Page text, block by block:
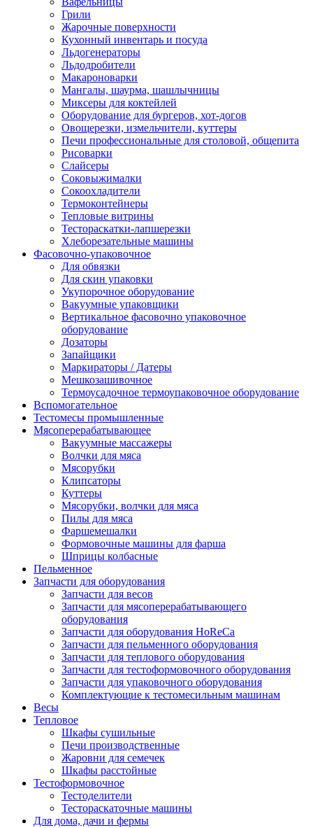
Грили
Жарочные поверхности
Кухонный инвентарь и посуда
Льдогенераторы
Льдодробители
Макароноварки
Мангалы, шаурма, шашлычницы
Миксеры для коктейлей
Оборудование для бургеров, хот-догов
Овощерезки, измельчители, куттеры
Печи профессиональные для столовой, общепита
Рисоварки
Слайсеры
Соковыжималки
Сокоохладители
Термоконтейнеры
Тепловые витрины
Тестораскатки-лапшерезки
Хлеборезательные машины
Фасовочно-упаковочное
Для обвязки
Для скин упаковки
Укупорочное оборудование
Вакуумные упаковщики
Вертикальное фасовочно упаковочное
оборудование
Дозаторы
Запайщики
Маркираторы / Датеры
Мешкозашивочное
Термоусадочное термоупаковочное оборудование
Вспомогательное
Тестомесы промышленные
Мясоперерабатывающее
Вакуумные массажеры
Волчки для мяса
Мясорубки
Клипсаторы
Куттеры
Мясорубки, волчки для мяса
Пилы для мяса
Фаршемешалки
Формовочные машины для фарша
Шприцы колбасные
Пельменное
Запчасти для оборудования
Запчасти для весов
Запчасти для мясоперерабатывающего
оборудования
Запчасти для оборудования HoReCa
Запчасти для пельменного оборудования
Запчасти для теплового оборудования
Запчасти для тестоформовочного оборудования
Запчасти для упаковочного оборудования
Комплектующие к тестомесильным машинам
Весы
Тепловое
Шкафы сушильные
Печи производственные
Жаровни для семечек
Шкафы расстойные
Тестоформовочное
Тестоделители
Тестораскаточные машины
Для дома, дачи и фермы